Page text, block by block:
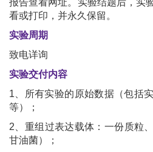
报告查看网址。实验结题后，实
看或打印，并永久保留。
实验周期
致电详询
实验交付内容
1、所有实验的原始数据（包括
等）；
2、重组过表达载体：一份质粒
甘油菌）；